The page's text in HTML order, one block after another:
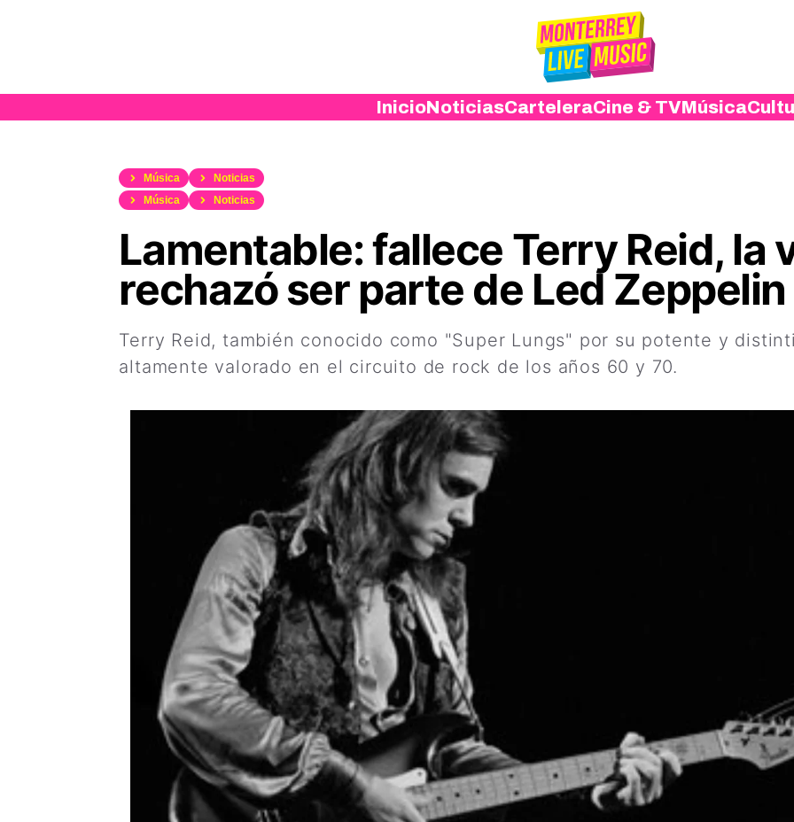
InicioNoticiasCarteleraCine & TVMúsica
Música
Noticias
Música
Noticias
Lamentable: fallece Terry Reid, la
rechazó ser parte de Led Zeppelin
Terry Reid, también conocido como "Super Lungs" por su potente y
altamente valorado en el circuito de rock de los años 60 y 70.